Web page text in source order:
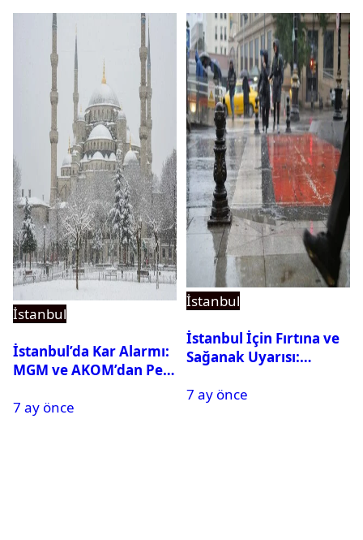
İstanbul
İstanbul’da Kar Alarmı:
MGM ve AKOM’dan Peş
7 ay önce
İstanbul
İstanbul İçin Fırtına ve
Sağanak Uyarısı:
7 ay önce